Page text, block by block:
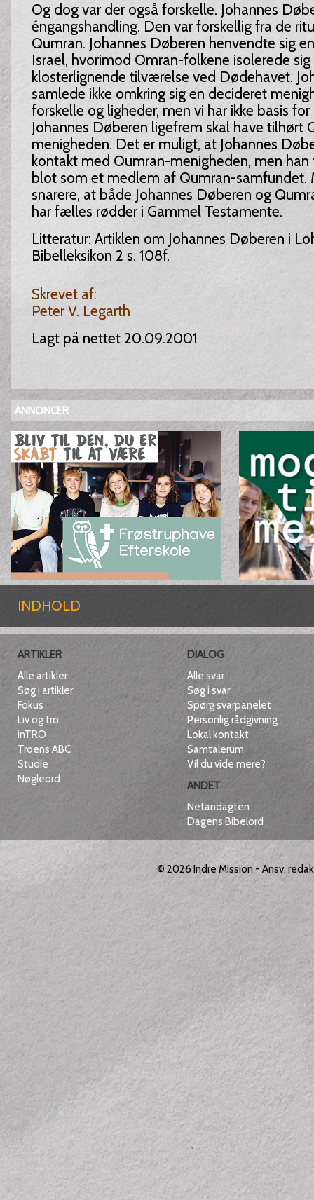
Og dog var der også forskelle. Johannes
éngangshandling. Den var forskellig fra de
Qumran. Johannes Døberen henvendte sig
Israel, hvorimod Qmran-folkene isolerede sig
klosterlignende tilværelse ved Dødehavet.
samlede ikke omkring sig en decideret
forskelle og ligheder, men vi har ikke basis for
Johannes Døberen ligefrem skal have tilhørt
menigheden. Det er muligt, at Johannes
kontakt med Qumran-menigheden, men
blot som et medlem af Qumran-samfundet.
snarere, at både Johannes Døberen og
har fælles rødder i Gammel Testamente.
Litteratur: Artiklen om Johannes Døberen i
Bibelleksikon 2 s. 108f.
Skrevet af:
Peter V. Legarth
Lagt på nettet 20.09.2001
ANNONCER
INDHOLD
ARTIKLER
Alle artikler
Søg i artikler
Fokus
Liv og tro
inTRO
Troens ABC
Studie
Nøgleord
DIALOG
Alle svar
Søg i svar
Spørg svarpanelet
Personlig rådgivning
Lokal kontakt
Samtalerum
Vil du vide mere?
ANDET
Netandagten
Dagens Bibelord
© 2026 Indre Mission- Ansv.